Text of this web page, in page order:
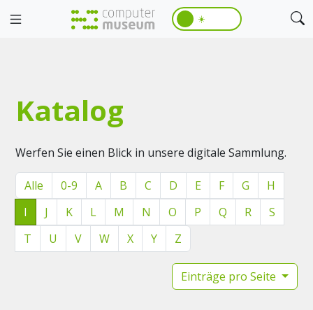
☀️
Katalog
Werfen Sie einen Blick in unsere digitale Sammlung.
Alle 0-9 A B C D E F G
H
I
J K L M N O P Q R
S
T
U V W X Y Z
Einträge pro Seite